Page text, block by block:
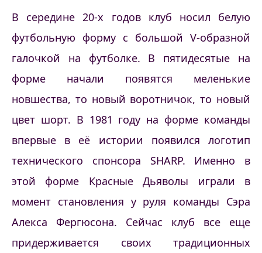
В середине 20-х годов клуб носил белую
футбольную форму с большой V-образной
галочкой на футболке. В пятидесятые на
форме начали появятся меленькие
новшества, то новый воротничок, то новый
цвет шорт. В 1981 году на форме команды
впервые в её истории появился логотип
технического спонсора SHARP. Именно в
этой форме Красные Дьяволы играли в
момент становления у руля команды Сэра
Алекса Фергюсона. Сейчас клуб все еще
придерживается своих традиционных